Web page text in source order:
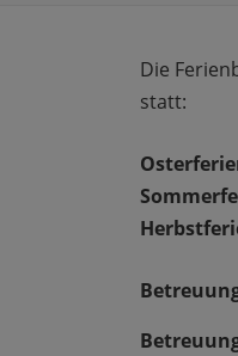
Die
statt: